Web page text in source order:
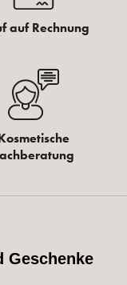
auf Rechnung
Geschenke